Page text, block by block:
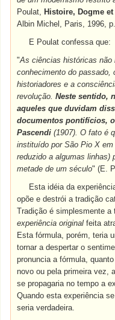
Poulat,Histoire, Dogme
Albin Michel, Paris, 1996,
E Poulat confessa que:
"As ciências históricas não
conhecimento do
historiadores e a
revolução.Neste sentido,
aqueles que duvidam
documentos pontifícios,
Pascendi (1907). O fato é
instituído por São Pio X em
reduzido a algumas linhas)
metade de um século" (E.
Esta idéia da
opõe e destrói a tradição
Tradição é simplesmente
experiência original feita
Esta fórmula, porém, teria
tornar a despertar o
pronuncia a fórmula,
novo ou pela primeira vez,
se propagaria no tempo a
Quando esta experiência
seria verdadeira.